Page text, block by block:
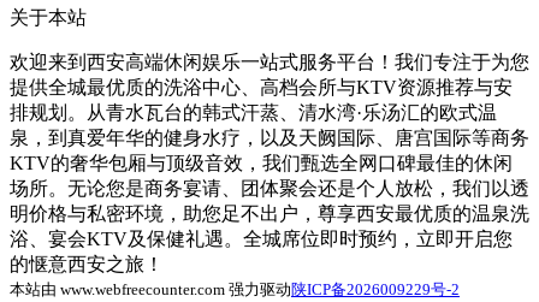
关于本站
欢迎来到西安高端休闲娱乐一站式服务平台！我们专注于为您
提供全城最优质的洗浴中心、高档会所与KTV资源推荐与安
排规划。从青水瓦台的韩式汗蒸、清水湾·乐汤汇的欧式温
泉，到真爱年华的健身水疗，以及天阙国际、唐宫国际等商务
KTV的奢华包厢与顶级音效，我们甄选全网口碑最佳的休闲
场所。无论您是商务宴请、团体聚会还是个人放松，我们以透
明价格与私密环境，助您足不出户，尊享西安最优质的温泉洗
浴、宴会KTV及保健礼遇。全城席位即时预约，立即开启您
的惬意西安之旅！
本站由 www.webfreecounter.com 强力驱动陕ICP备2026009229号-2